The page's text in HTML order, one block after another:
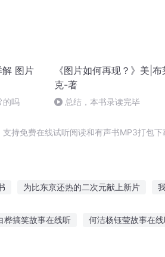
图片
的吗
《图片如何再现？》美|布
克-著
总结，本书录读完毕
持免费在线试听阅读和有声书MP3打包下
为比东京还热的二次元献上新片
桦搞笑故事在线听 何洁杨钰莹故事在